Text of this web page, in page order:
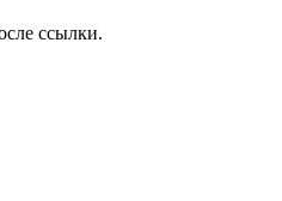
ссылки.